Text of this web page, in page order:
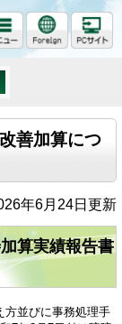
善加算につ
年6月24日更新
算実績報告書
方並びに事務処理手